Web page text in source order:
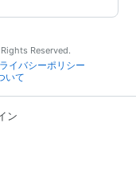
Reserved.
イバシーポリシー
いて
ン